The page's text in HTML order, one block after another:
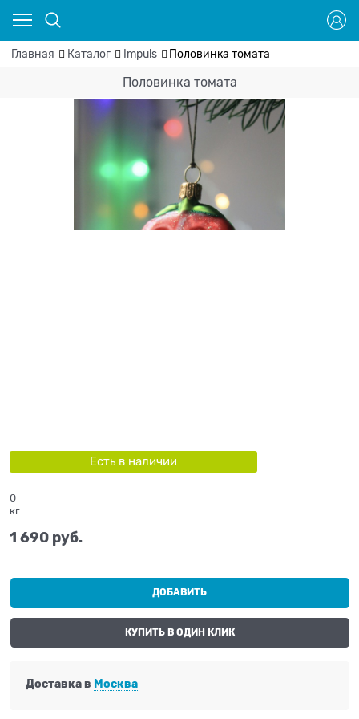
Главная Каталог Impuls Половинка томата
Половинка томата
Есть в наличии
0
кг.
1 690 руб.
ДОБАВИТЬ
КУПИТЬ В ОДИН КЛИК
Доставка в Москва